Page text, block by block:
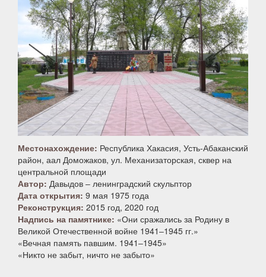
Местонахождение: Республика Хакасия, Усть-Абаканский
район, аал Доможаков, ул. Механизаторская, сквер на
центральной площади
Автор: Давыдов ‒ ленинградский скульптор
Дата открытия: 9 мая 1975 года
Реконструкция: 2015 год, 2020 год
Надпись на памятнике: «Они сражались за Родину в
Великой Отечественной войне 1941‒1945 гг.»
«Вечная память павшим. 1941‒1945»
«Никто не забыт, ничто не забыто»